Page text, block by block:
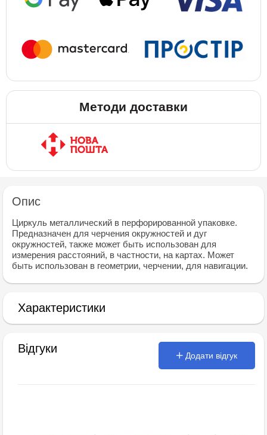
Методи доставки
Опис
Циркуль металлический в перфорированной упаковке.
Предназначен для черчения окружностей и дуг
окружностей, также может быть использован для
измерения расстояний, в частности, на картах. Может
быть использован в геометрии, черчении, для навигации.
Характеристики
Відгуки
Додати відгук